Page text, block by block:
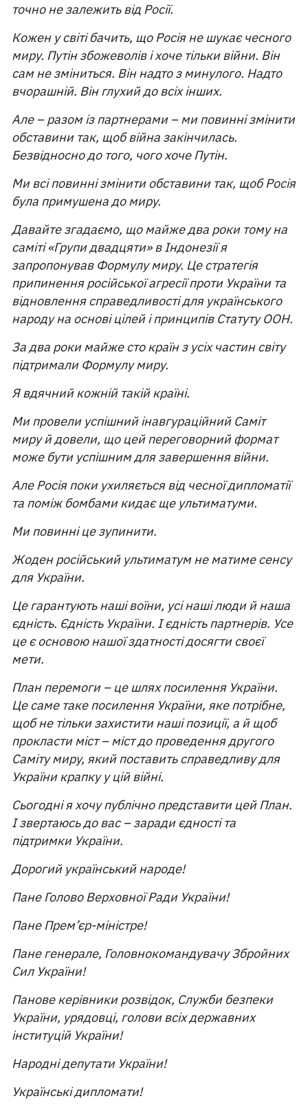
точно не залежить від Росії.
Кожен у світі бачить, що Росія не шукає чесного
миру. Путін збожеволів і хоче тільки війни. Він
сам не зміниться. Він надто з минулого. Надто
вчорашній. Він глухий до всіх інших.
Але – разом із партнерами – ми повинні змінити
обставини так, щоб війна закінчилась.
Безвідносно до того, чого хоче Путін.
Ми всі повинні змінити обставини так, щоб Росія
була примушена до миру.
Давайте згадаємо, що майже два роки тому на
саміті «Групи двадцяти» в Індонезії я
запропонував Формулу миру. Це стратегія
припинення російської агресії проти України та
відновлення справедливості для українського
народу на основі цілей і принципів Статуту ООН.
За два роки майже сто країн з усіх частин світу
підтримали Формулу миру.
Я вдячний кожній такій країні.
Ми провели успішний інавгураційний Саміт
миру й довели, що цей переговорний формат
може бути успішним для завершення війни.
Але Росія поки ухиляється від чесної дипломатії
та поміж бомбами кидає ще ультиматуми.
Ми повинні це зупинити.
Жоден російський ультиматум не матиме сенсу
для України.
Це гарантують наші воїни, усі наші люди й наша
єдність. Єдність України. І єдність партнерів. Усе
це є основою нашої здатності досягти своєї
мети.
План перемоги – це шлях посилення України.
Це саме таке посилення України, яке потрібне,
щоб не тільки захистити наші позиції, а й щоб
прокласти міст – міст до проведення другого
Саміту миру, який поставить справедливу для
України крапку у цій війні.
Сьогодні я хочу публічно представити цей План.
І звертаюсь до вас – заради єдності та
підтримки України.
Дорогий український народе!
Пане Голово Верховної Ради України!
Пане Прем’єр-міністре!
Пане генерале, Головнокомандувачу Збройних
Сил України!
Панове керівники розвідок, Служби безпеки
України, урядовці, голови всіх державних
інституцій України!
Народні депутати України!
Українські дипломати!